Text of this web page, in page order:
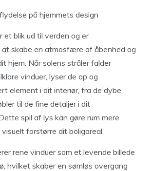
på hjemmets design
et blik ud til verden og er
at skabe en atmosfære af åbenhed og
hjem. Når solens stråler falder
vinduer, lyser de op og
element i dit interiør, fra de dybe
til de fine detaljer i dit
spil af lys kan gøre rum mere
forstørre dit boligareal.
rene vinduer som et levende billede
hvilket skaber en sømløs overgang